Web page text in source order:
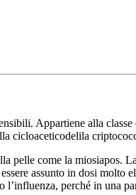
Appartiene alla
pelle come la miosiapos.
assunto in dosi molto
perché in una